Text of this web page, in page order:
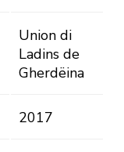
Union di
Ladins de
Gherdëina
2017